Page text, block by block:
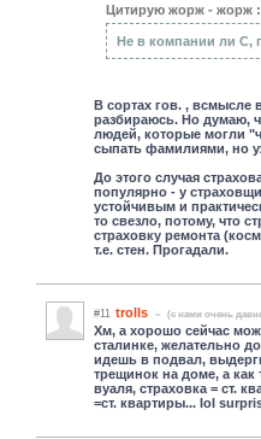
Цитирую жорж - жорж :
Не в компании ли С,
В сортах гов. , всмысле
разбираюсь. Но думаю,
людей, которые могли
сыпать фамилиями, но
До этого случая
популярно - у
устойчивым и
то свезло, потому, что
страховку ремонта
т.е. стен. Прогадали.
#11 trolls (c нами очень
Хм, а хорошо сейчас
сталинке, желательно
идешь в подвал,
трещинок на доме, а как
вуаля, страховка = ст.
=ст. квартиры... lol